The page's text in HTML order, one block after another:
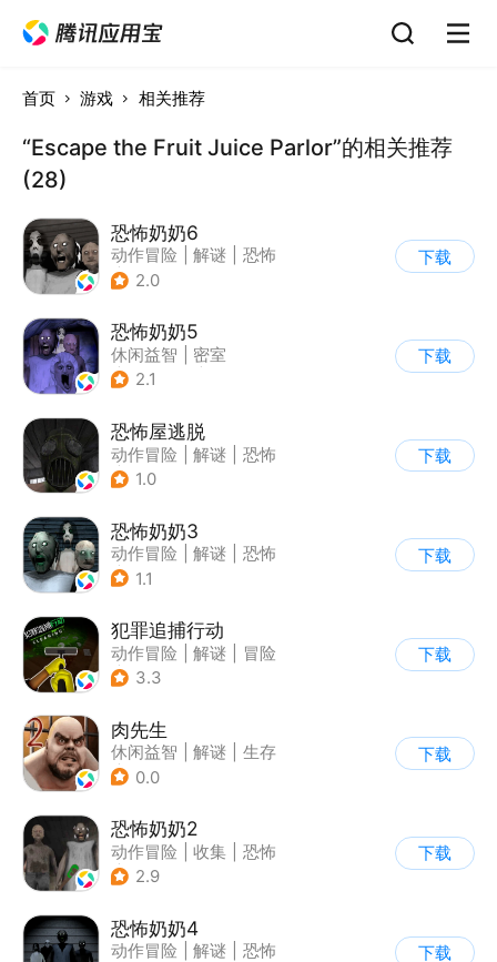
首页 游戏 相关推荐
“Escape the Fruit Juice Parlor”的相关推荐
(28)
恐怖奶奶6
动作冒险 解谜
恐怖
| 恐怖奶奶
2.0
下载
恐怖奶奶5
休闲益智
密室
| 恐怖奶奶
2.1
下载
恐怖屋逃脱
动作冒险 解谜
恐怖
| 暗黑
1.0
下载
恐怖奶奶3
动作冒险 解谜
恐怖
| 恐怖奶奶
1.1
下载
犯罪追捕行动
动作冒险 解谜
冒险
| 暗黑
3.3
下载
肉先生
休闲益智 解谜
生存
| 卡通
0.0
下载
恐怖奶奶2
动作冒险 收集
恐怖
| 恐怖奶奶
2.9
下载
恐怖奶奶4
动作冒险 解谜
恐怖
下载